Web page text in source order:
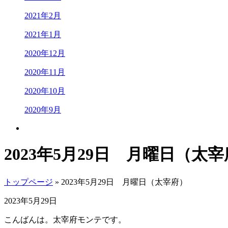
2021年2月
2021年1月
2020年12月
2020年11月
2020年10月
2020年9月
2023年5月29日 月曜日（太宰
トップページ » 2023年5月29日 月曜日（太宰府）
2023年5月29日
こんばんは。太宰府モンテです。